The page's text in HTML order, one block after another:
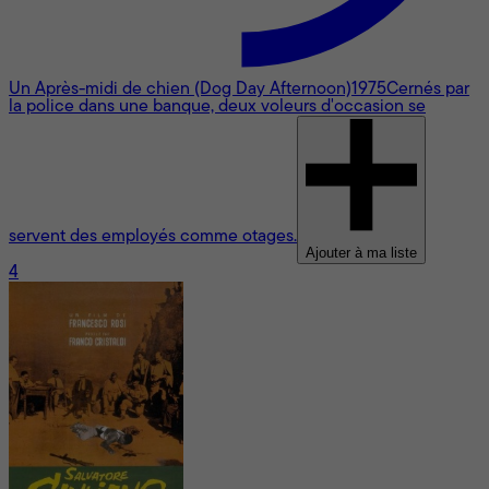
Un Après-midi de chien (Dog Day Afternoon)1975Cernés par
la police dans une banque, deux voleurs d'occasion se
servent des employés comme otages.
Ajouter à ma liste
4